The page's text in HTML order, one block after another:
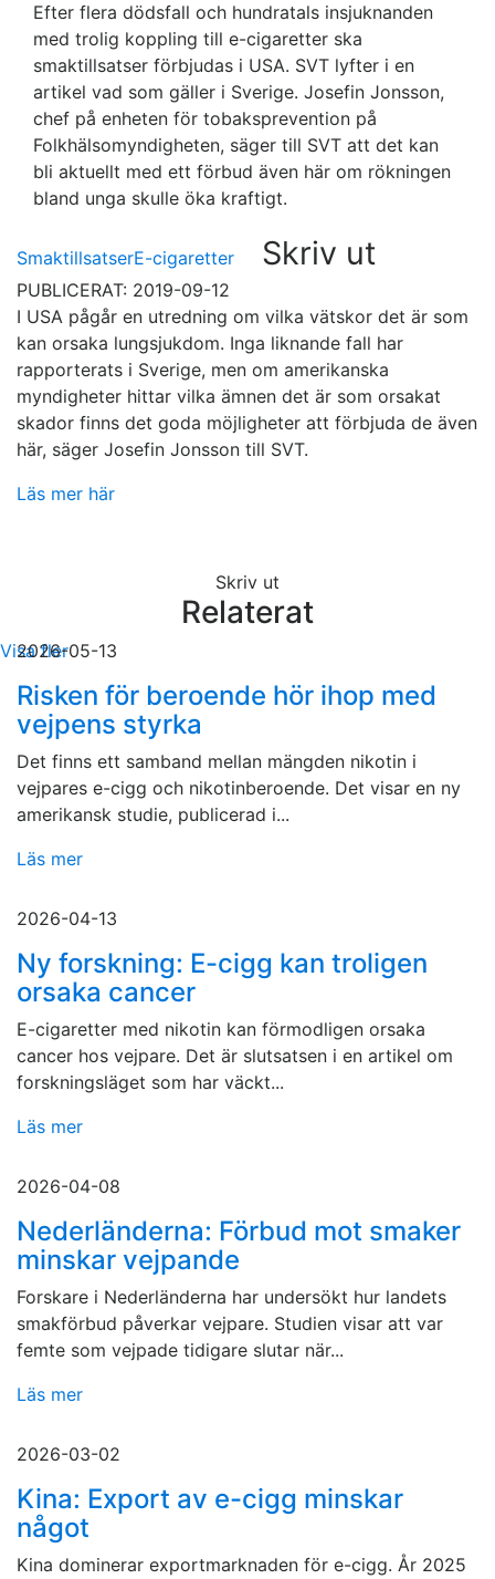
Efter flera dödsfall och hundratals insjuknanden
med trolig koppling till e-cigaretter ska
smaktillsatser förbjudas i USA. SVT lyfter i en
artikel vad som gäller i Sverige. Josefin Jonsson,
chef på enheten för tobaksprevention på
Folkhälsomyndigheten, säger till SVT att det kan
bli aktuellt med ett förbud även här om rökningen
bland unga skulle öka kraftigt.
SmaktillsatserE-cigaretter Skriv ut
PUBLICERAT: 2019-09-12
I USA pågår en utredning om vilka vätskor det är som
kan orsaka lungsjukdom. Inga liknande fall har
rapporterats i Sverige, men om amerikanska
myndigheter hittar vilka ämnen det är som orsakat
skador finns det goda möjligheter att förbjuda de även
här, säger Josefin Jonsson till SVT.
Läs mer här
Skriv ut
Relaterat
2026-05-13
Risken för beroende hör ihop med
vejpens styrka
Det finns ett samband mellan mängden nikotin i
vejpares e-cigg och nikotinberoende. Det visar en ny
amerikansk studie, publicerad i...
Läs mer
2026-04-13
Ny forskning: E-cigg kan troligen
orsaka cancer
E-cigaretter med nikotin kan förmodligen orsaka
cancer hos vejpare. Det är slutsatsen i en artikel om
forskningsläget som har väckt...
Läs mer
2026-04-08
Nederländerna: Förbud mot smaker
minskar vejpande
Forskare i Nederländerna har undersökt hur landets
smakförbud påverkar vejpare. Studien visar att var
femte som vejpade tidigare slutar när...
Läs mer
2026-03-02
Kina: Export av e-cigg minskar
något
Kina dominerar exportmarknaden för e-cigg. År 2025
Visa fler